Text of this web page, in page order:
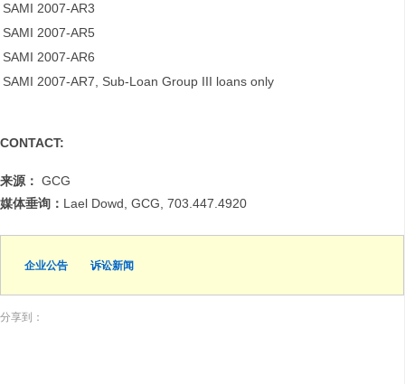
SAMI 2007-AR3
SAMI 2007-AR5
SAMI 2007-AR6
SAMI 2007-AR7, Sub-Loan Group III loans only
CONTACT:
来源： GCG
媒体垂询： Lael Dowd, GCG, 703.447.4920
企业公告 诉讼新闻
分享到：